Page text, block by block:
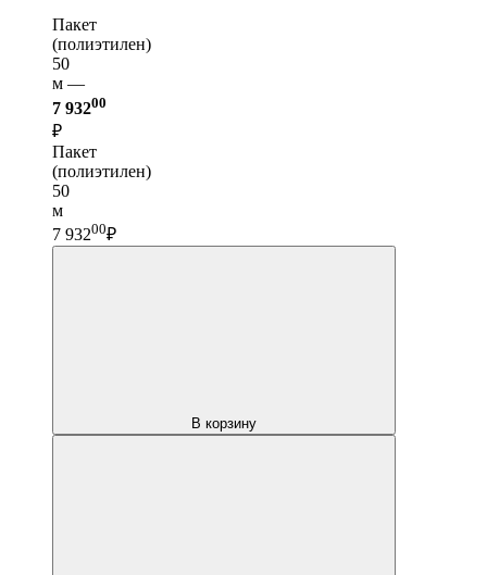
Пакет
(полиэтилен)
50
м —
7 93200
₽
Пакет
(полиэтилен)
50
м
7 93200₽
В корзину